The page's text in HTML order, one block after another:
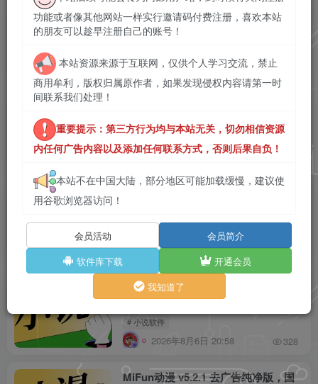
八戒影视 v2.1.0 去广告纯净版，电
影、电视剧、综艺、动漫、短剧免费
2026年8月6日 21:38
视短剧随心看，免费追剧神器！
# 影视软件 # 动漫软件
版，电影+电视剧+动漫+综艺+短剧+直
播+体育+少儿！
# 动漫软件
2026年8月6日 21:01 88
七猫免费小说 v8.4.0 解锁高级版，海
量小说免费阅读，看小说、听书免广
告！
# 小说软件
2026年8月6日 20:58 328
MiFun动漫 v5.2.1 去广告纯净版，国
功能或者像其他网站一样实行邀请码付费注册，喜欢本站
的朋友可以趁早注册自己的账号！
本站资源来源于互联网，仅供个人学习交流，禁止
商用牟利，版权归属原作者，如果发现侵权内容请第一时
间联系我们处理！
重要提示：第三方行为均与本站无关，切勿相信资源
内任何广告内容以及添加任何联系方式，否则后果自负！
本站不在中国大陆，部分地区可能加载缓慢，建议使
用谷歌浏览器访问！
会员活动
会员简介
软件库下载
开通会员
我知道了